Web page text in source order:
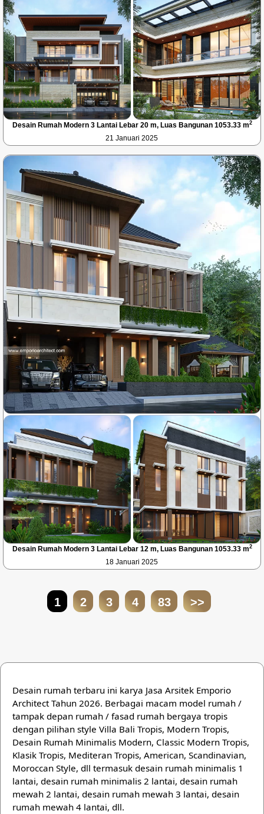
Desain Rumah Modern 3 Lantai Lebar 20 m, Luas Bangunan 1053.33 m2
21 Januari 2025
Desain Rumah Modern 3 Lantai Lebar 12 m, Luas Bangunan 1053.33 m2
18 Januari 2025
1 2 3 4 83 >>
Desain rumah terbaru ini karya Jasa Arsitek Emporio
Architect Tahun 2026. Berbagai macam model rumah /
tampak depan rumah / fasad rumah bergaya tropis
dengan pilihan style Villa Bali Tropis, Modern Tropis,
Desain Rumah Minimalis Modern, Classic Modern Tropis,
Klasik Tropis, Mediteran Tropis, American, Scandinavian,
Moroccan Style, dll termasuk desain rumah minimalis 1
lantai, desain rumah minimalis 2 lantai, desain rumah
mewah 2 lantai, desain rumah mewah 3 lantai, desain
rumah mewah 4 lantai, dll.